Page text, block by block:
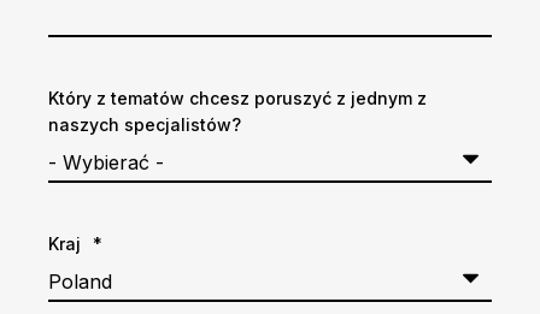
Który z tematów chcesz poruszyć z jednym z
naszych specjalistów?
Kraj *